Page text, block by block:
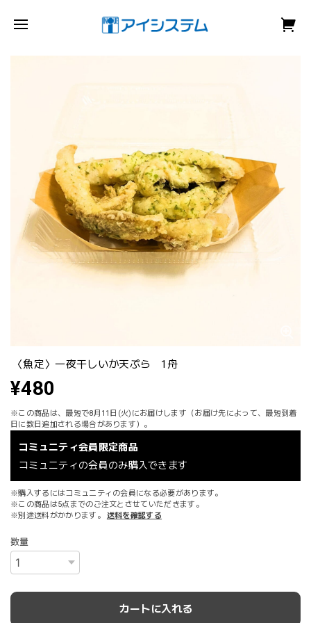
〈魚定〉一夜干しいか天ぷら 1舟
¥480
※この商品は、最短で8月11日(火)にお届けします（お届け先によって、最短到着
日に数日追加される場合があります）。
コミュニティ会員限定商品
コミュニティの会員のみ購入できます
※購入するにはコミュニティの会員になる必要があります。
※この商品は5点までのご注文とさせていただきます。
※別途送料がかかります。
送料を確認する
数量
カートに入れる